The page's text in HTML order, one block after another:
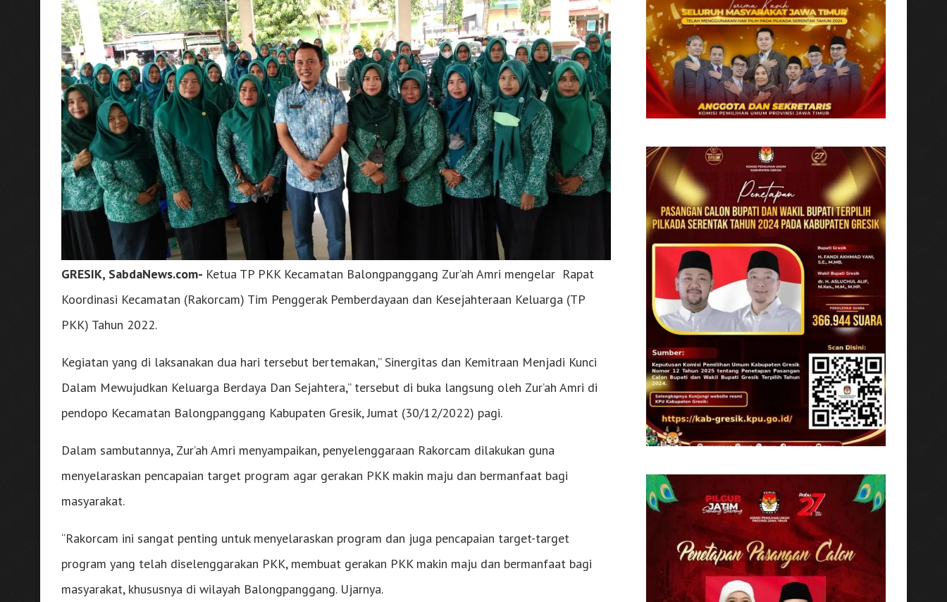
GRESIK, SabdaNews.com- Ketua TP PKK Kecamatan Balongpanggang Zur’ah Amri mengelar Rapat
Koordinasi Kecamatan (Rakorcam) Tim Penggerak Pemberdayaan dan Kesejahteraan Keluarga (TP
PKK) Tahun 2022.
Kegiatan yang di laksanakan dua hari tersebut bertemakan,” Sinergitas dan Kemitraan Menjadi Kunci
Dalam Mewujudkan Keluarga Berdaya Dan Sejahtera,” tersebut di buka langsung oleh Zur’ah Amri di
pendopo Kecamatan Balongpanggang Kabupaten Gresik, Jumat (30/12/2022) pagi.
Dalam sambutannya, Zur’ah Amri menyampaikan, penyelenggaraan Rakorcam dilakukan guna
menyelaraskan pencapaian target program agar gerakan PKK makin maju dan bermanfaat bagi
masyarakat.
“Rakorcam ini sangat penting untuk menyelaraskan program dan juga pencapaian target-target
program yang telah diselenggarakan PKK, membuat gerakan PKK makin maju dan bermanfaat bagi
masyarakat, khususnya di wilayah Balongpanggang. Ujarnya.